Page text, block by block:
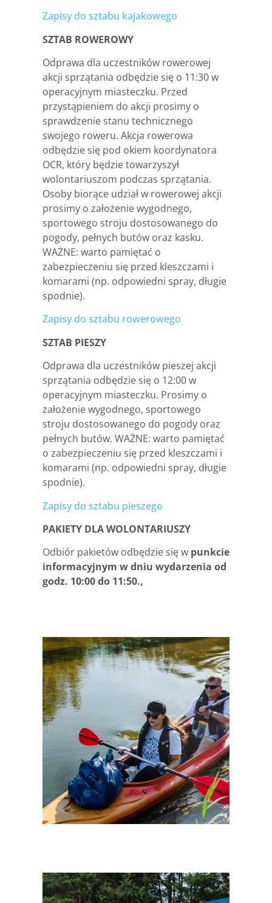
Zapisy do sztabu kajakowego
SZTAB ROWEROWY
Odprawa dla uczestników rowerowej
akcji sprzątania odbędzie się o 11:30 w
operacyjnym miasteczku. Przed
przystąpieniem do akcji prosimy o
sprawdzenie stanu technicznego
swojego roweru. Akcja rowerowa
odbędzie się pod okiem koordynatora
OCR, który będzie towarzyszył
wolontariuszom podczas sprzątania.
Osoby biorące udział w rowerowej akcji
prosimy o założeniewygodnego,
sportowego stroju dostosowanego do
pogody, pełnych butów oraz kasku.
WAŻNE: warto pamiętać o
zabezpieczeniu się przed kleszczami i
komarami (np. odpowiedni spray, długie
spodnie).
Zapisy do sztabu rowerowego
SZTAB PIESZY
Odprawa dla uczestników pieszej akcji
sprzątania odbędzie się o 12:00 w
operacyjnym miasteczku. Prosimy o
założeniewygodnego, sportowego
stroju dostosowanego do pogody oraz
pełnych butów. WAŻNE: warto pamiętać
o zabezpieczeniu się przed kleszczami i
komarami (np. odpowiedni spray, długie
spodnie).
Zapisy do sztabu pieszego
PAKIETY DLA WOLONTARIUSZY
Odbiór pakietów odbędzie się w punkcie
informacyjnym w dniu wydarzenia od
godz. 10:00do 11:50.,